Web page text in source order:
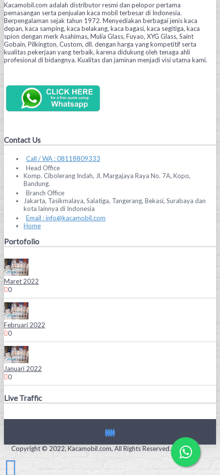
Kacamobil.com adalah distributor resmi dan pelopor pertama
pemasangan serta penjualan kaca mobil terbesar di Indonesia.
Berpengalaman sejak tahun 1972. Menyediakan berbagai jenis kaca
depan, kaca samping, kaca belakang, kaca bagasi, kaca segitiga, kaca
spion dengan merk Asahimas, Mulia Glass, Fuyao, XYG Glass, Saint
Gobain, Pilkington, Custom, dll. dengan harga yang kompetitif serta
kualitas pekerjaan yang terbaik, karena didukung oleh tenaga ahli
profesional di bidangnya. Kualitas dan jaminan menjadi visi utama kami.
Contact Us
Call / WA : 08118809333
Head Office
Komp. Cibolerang Indah, Jl. Margajaya Raya No. 7A, Kopo,
Bandung.
Branch Office
Jakarta, Tasikmalaya, Salatiga, Tangerang, Bekasi, Surabaya dan
kota lainnya di Indonesia
Email : info@kacamobil.com
Home
Portofolio
Maret 2022
0
Februari 2022
0
Januari 2022
0
Live Traffic
Copyright © 2022, Kacamobil.com, All Rights Reserved.